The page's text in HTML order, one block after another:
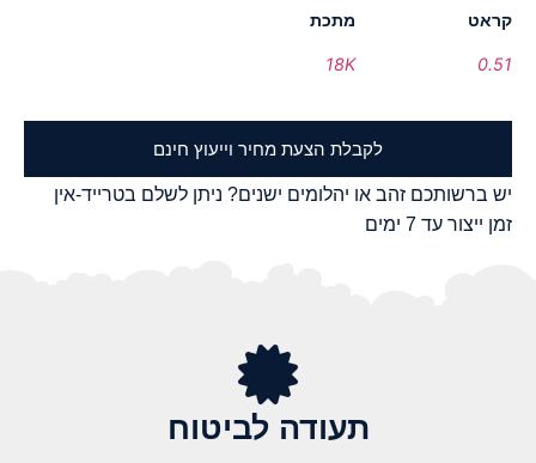
קראט
0.51
מתכת
18K
לקבלת הצעת מחיר וייעוץ חינם
יש ברשותכם זהב או יהלומים ישנים? ניתן לשלם בטרייד-אין
זמן ייצור עד 7 ימים
תעודה לביטוח